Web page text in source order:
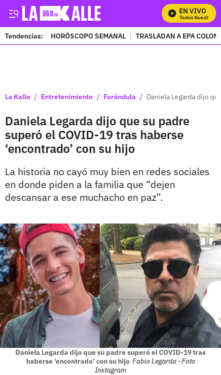
EN VIVO
Mira Todos Nuestros
Tendencias: HORÓSCOPO SEMANAL TRASLADAN A EPA
La Kalle / Entretenimiento / Farándula / Daniela Legarda dijo
Daniela Legarda dijo que su padre
superó el COVID-19 tras haberse
‘encontrado’ con su hijo
La historia no cayó muy bien en redes sociales
en donde piden a la familia que “dejen
descansar a ese muchacho en paz”.
Daniela Legarda dijo que su padre superó el COVID-19 tras
haberse ‘encontrado’ con su hijo Fabio Legarda - Foto
Instagram